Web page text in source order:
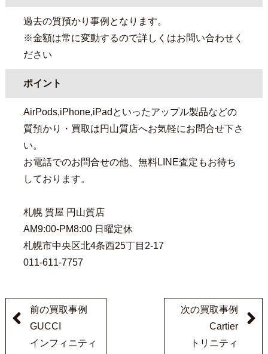
過去の質預かり事例となります。
※金額は常に変動するので詳しくはお問い合わせく
ださい
ポイント
AirPods,iPhone,iPadといったアップル製品などの
質預かり・買取は円山質店へお気軽にお問合せ下さ
い。
お電話でのお問合せの他、無料LINE査定もお待ち
しております。
札幌 質屋 円山質店
AM9:00-PM8:00 日曜定休
札幌市中央区北4条西25丁目2-17
011-611-7757
前の買取事例
GUCCI
インフィニティ
次の買取事例
Cartier
トリニティ